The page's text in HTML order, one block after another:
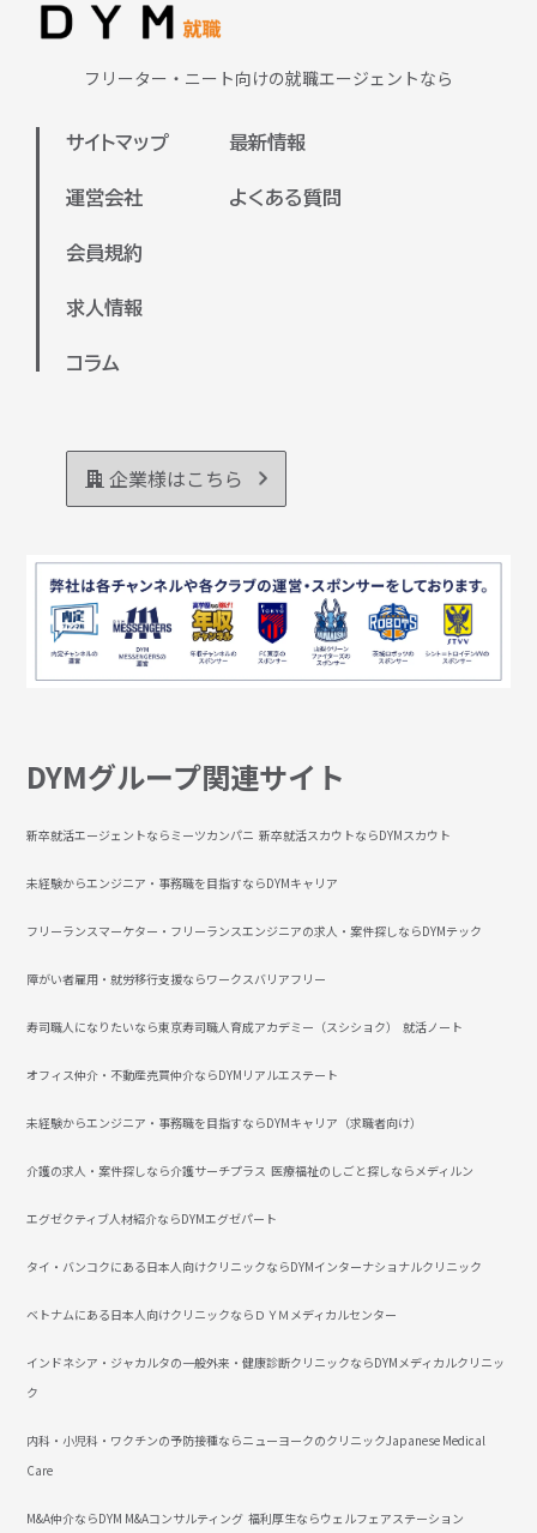
える可能性が高いです。
まずは、ご自身が興味のある業界や、今
とで、より適した求人を見つけやすくな
一緒に、希望や目標を整理しながら進め
キャリアアドバイザーと面談していただ
いた上で、あなたに合った企業をご紹介
対応しておりますので、地方の方の就職
支援も可能でございます。
ぜひお気軽にご参加ください。
フリーター・ニート向けの就職エージェントなら
サイトマップ
運営会社
会員規約
求人情報
コラム
最新情報
よくある質問
企業様はこちら
DYMグループ関連サイト
新卒就活エージェントならミーツカンパニ 新卒就活スカウトならDYMスカウト
未経験からエンジニア・事務職を目指すならDYMキャリア
フリーランスマーケター・フリーランスエンジニアの求人・案件探しならDYMテック
障がい者雇用・就労移行支援ならワークスバリアフリー
寿司職人になりたいなら東京寿司職人育成アカデミー（スシショク） 就活ノート
オフィス仲介・不動産売買仲介ならDYMリアルエステート
未経験からエンジニア・事務職を目指すならDYMキャリア（求職者向け）
介護の求人・案件探しなら介護サーチプラス 医療福祉のしごと探しならメディルン
エグゼクティブ人材紹介ならDYMエグゼパート
タイ・バンコクにある日本人向けクリニックならDYMインターナショナルクリニック
ベトナムにある日本人向けクリニックならＤＹＭメディカルセンター
インドネシア・ジャカルタの一般外来・健康診断クリニックならDYMメディカルクリニッ
ク
内科・小児科・ワクチンの予防接種ならニューヨークのクリニックJapanese Medical
Care
M&A仲介ならDYM M&Aコンサルティング 福利厚生ならウェルフェアステーション